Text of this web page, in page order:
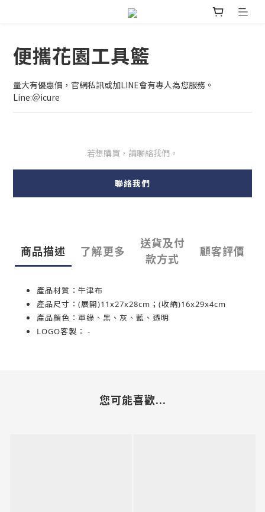
便攜花園工具籃
量大有優惠價，官網私訊或加LINE會有專人為您服務。
Line:＠icure
若想購買，請聯絡我們。
聯絡我們
商品描述 了解更多
送貨及付
款方式
顧客評價
產品材質：牛津布
產品尺寸：(展開)11x27x28cm；(收納)16x29x4cm
產品顏色：軍綠、黑、灰、藍、透明
LOGO客製 ： -
您可能喜歡...